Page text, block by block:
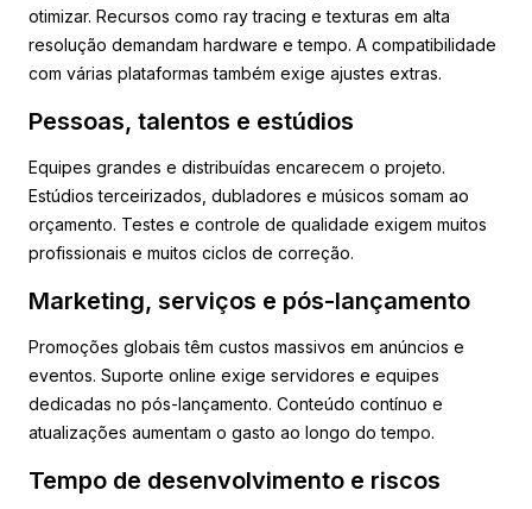
otimizar. Recursos como ray tracing e texturas em alta
resolução demandam hardware e tempo. A compatibilidade
com várias plataformas também exige ajustes extras.
Pessoas, talentos e estúdios
Equipes grandes e distribuídas encarecem o projeto.
Estúdios terceirizados, dubladores e músicos somam ao
orçamento. Testes e controle de qualidade exigem muitos
profissionais e muitos ciclos de correção.
Marketing, serviços e pós-lançamento
Promoções globais têm custos massivos em anúncios e
eventos. Suporte online exige servidores e equipes
dedicadas no pós-lançamento. Conteúdo contínuo e
atualizações aumentam o gasto ao longo do tempo.
Tempo de desenvolvimento e riscos